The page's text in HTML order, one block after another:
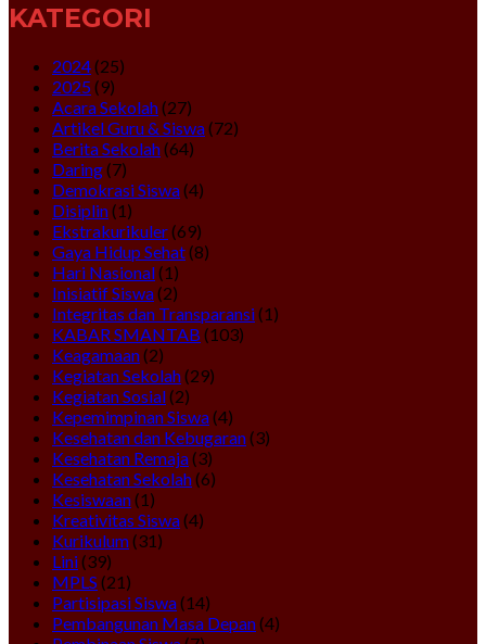
KATEGORI
2024(25)
2025(9)
Acara Sekolah(27)
Artikel Guru & Siswa(72)
Berita Sekolah(64)
Daring(7)
Demokrasi Siswa(4)
Disiplin(1)
Ekstrakurikuler(69)
Gaya Hidup Sehat(8)
Hari Nasional(1)
Inisiatif Siswa(2)
Integritas dan Transparansi(1)
KABAR SMANTAB (103)
Keagamaan(2)
Kegiatan Sekolah(29)
Kegiatan Sosial(2)
Kepemimpinan Siswa(4)
Kesehatan dan Kebugaran(3)
Kesehatan Remaja(3)
Kesehatan Sekolah(6)
Kesiswaan(1)
Kreativitas Siswa(4)
Kurikulum(31)
Lini(39)
MPLS (21)
Partisipasi Siswa(14)
Pembangunan Masa Depan(4)